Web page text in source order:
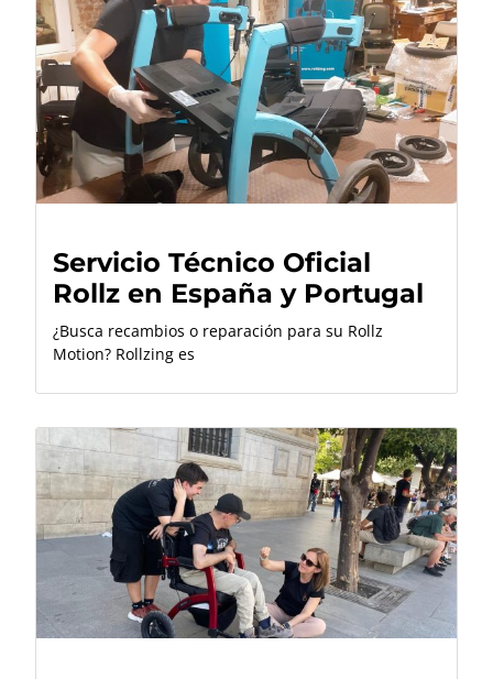
Servicio Técnico Oficial
Rollz en España y Portugal
¿Busca recambios o reparación para su Rollz
Motion? Rollzing es